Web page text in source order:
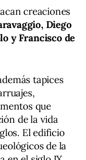
creaciones
Diego
y Francisco de
tapices
que
de la vida
El edificio
de la